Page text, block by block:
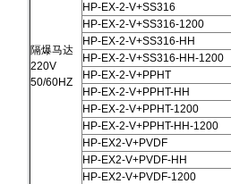
隔爆马达
220V
50/60HZ
HP-EX-2-V+SS316
HP-EX-2-V+SS316-1200
HP-EX-2-V+SS316-HH
HP-EX-2-V+SS316-HH-1200
HP-EX-2-V+PPHT
HP-EX-2-V+PPHT-HH
HP-EX-2-V+PPHT-1200
HP-EX-2-V+PPHT-HH-1200
HP-EX2-V+PVDF
HP-EX2-V+PVDF-HH
HP-EX2-V+PVDF-1200